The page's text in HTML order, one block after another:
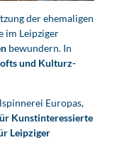
der ehemaligen
im Leipziger
bewundern. In
und Kulturz­
Europas,
Kunst­interessierte
Leipziger